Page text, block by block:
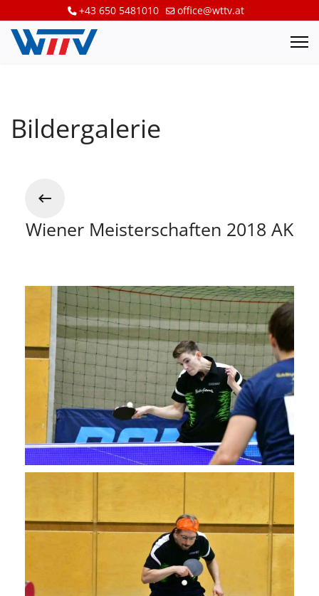
+43 650 5481010 office@wttv.at
Bildergalerie
Wiener Meisterschaften 2018 AK